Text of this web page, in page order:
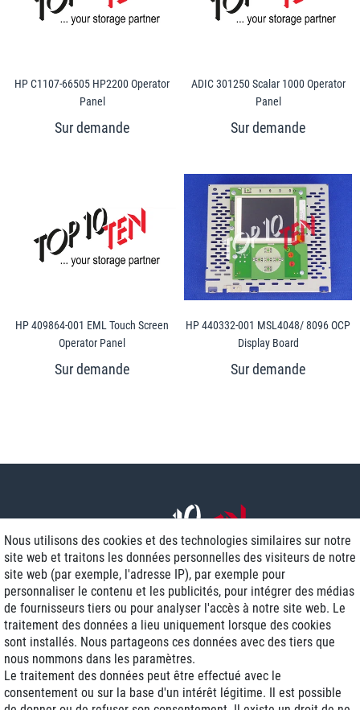
HP C1107-66505 HP2200 Operator
Panel
ADIC 301250 Scalar 1000 Operator
Panel
HP 409864-001 EML Touch Screen
Operator Panel
HP 440332-001 MSL4048/ 8096 OCP
Display Board
Livraison J+1
Frais d'expédition réduits
Reconditionnée avec garantie
Nous utilisons des cookies et des technologies similaires sur notre
site web et traitons les données personnelles des visiteurs de notre
site web (par exemple, l'adresse IP), par exemple pour
personnaliser le contenu et les publicités, pour intégrer des médias
de fournisseurs tiers ou pour analyser l'accès à notre site web. Le
traitement des données a lieu uniquement lorsque des cookies
sont installés. Nous partageons ces données avec des tiers que
nous nommons dans les paramètres.
Le traitement des données peut être effectué avec le
consentement ou sur la base d'un intérêt légitime. Il est possible